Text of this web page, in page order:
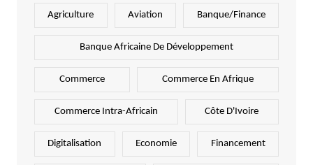
Agriculture Aviation Banque/Finance
Banque Africaine De Développement
Commerce Commerce En Afrique
Commerce Intra-Africain Côte D'Ivoire
Digitalisation Economie Financement